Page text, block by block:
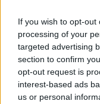
If you wish to opt-
processing of your
targeted advertising
section to confirm
opt-out request is
interest-based ads
us or personal
Sommer? Und
anhaltender
ES: Rote Früchte,
innovative Oud-Stile
Vor allem scheint